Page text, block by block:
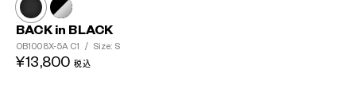
BACK in BLACK
OB1008X-5A C1 / Size: S
¥13,800 税込